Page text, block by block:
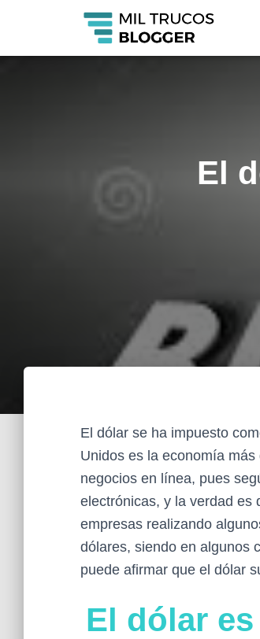
El
El dólar se ha impuesto
Unidos es la economía
negocios en línea, pues
electrónicas, y la verdad es
empresas realizando
dólares, siendo en algunos
puede afirmar que el dólar
El dólar